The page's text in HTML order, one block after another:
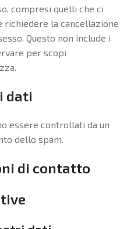
compresi quelli che ci
la cancellazione
Questo non include i
per scopi
dati
essere controllati da un
dello spam.
di contatto